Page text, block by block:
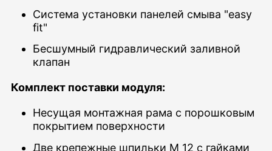
Система установки панелей смыва "easy
fit"
Бесшумный гидравлический заливной
клапан
Комплект поставки модуля:
Несущая монтажная рама с порошковым
покрытием поверхности
Две крепежные шпильки M 12 с гайками